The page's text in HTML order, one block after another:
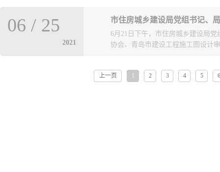
影响了全省工作进度。市勘测院项
半天时间就解决了其十几天没有解
市两级的充分认可。省住建厅有关
党小组全体党员围绕“学党史、悟
找差距和不足，剖析原因，明确努
查找问题、提高认识、增强团结、
组织生活会开展情况进行了点评并
活会为契机，不断提高政治判断力
在工作中践行党的宗旨，主动担当
会展包括勘察设计、开发建设、社
块，系统、立体、多维诠释宜居理
满城乡”的初心情怀。工程勘察设
有限公司、青岛市勘察测绘研究院
线索，通过纵览、成长、腾飞和杨
市住房城乡建设局党组书记、
2021
06 / 25
6月21日下午，市住房城乡建设局
协会、青岛市建设工程施工图设计
、企业当前发展中存在问题和困难
上一页 1 2 3 4 5 6